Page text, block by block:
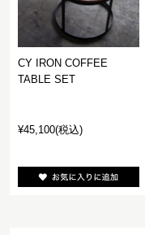
CY IRON COFFEE
TABLE SET
¥45,100(税込)